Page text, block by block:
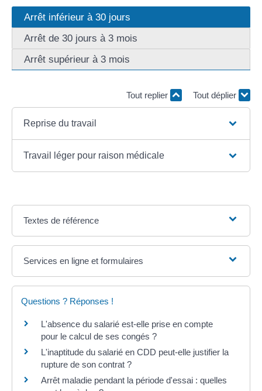
Arrêt inférieur à 30 jours
Arrêt de 30 jours à 3 mois
Arrêt supérieur à 3 mois
Tout replier Tout déplier
Reprise du travail
Travail léger pour raison médicale
Textes de référence
Services en ligne et formulaires
Questions ? Réponses !
L'absence du salarié est-elle prise en compte
pour le calcul de ses congés ?
L'inaptitude du salarié en CDD peut-elle justifier la
rupture de son contrat ?
Arrêt maladie pendant la période d'essai : quelles